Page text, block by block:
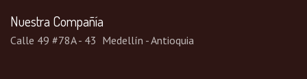
Nuestra Compañía
Calle 49 #78A - 43 Medellín - Antioquia